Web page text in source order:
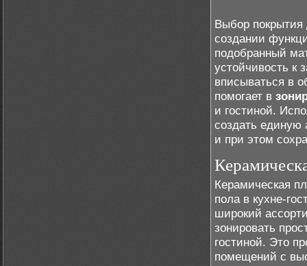
Выбор покрытия
создании
подобранный
устойчивость к
вписываться в
помогает в
и гостиной.
создать единую
и при этом
Керамическая
пола в кухне-
широкий
зонировать
гостиной. Это
помещений с